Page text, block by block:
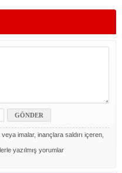
imalar, inançlara saldırı içeren,
yazılmış yorumlar